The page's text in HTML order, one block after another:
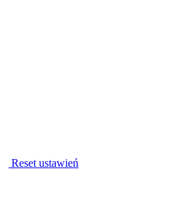
Reset ustawień